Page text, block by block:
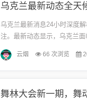
乌克兰最新动态全天
乌克兰最新消息24小时深度
注。最新动态显示，乌克兰
兰的最新消息进行前沿观察
面...
云烟 66 次浏览
舞林大会新一期，舞